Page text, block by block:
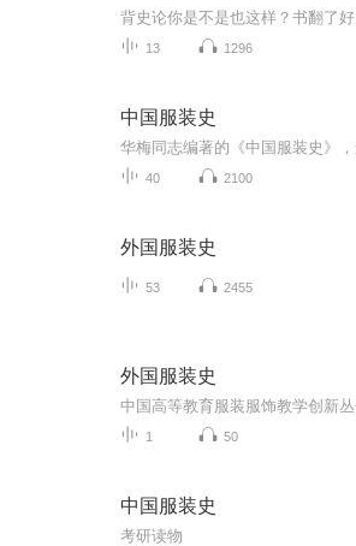
13 1296
中国服装史
40 2100
外国服装史
53 2455
外国服装史
1 50
中国服装史
考研读物